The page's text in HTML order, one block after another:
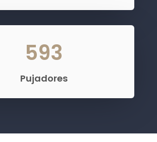
593
Pujadores